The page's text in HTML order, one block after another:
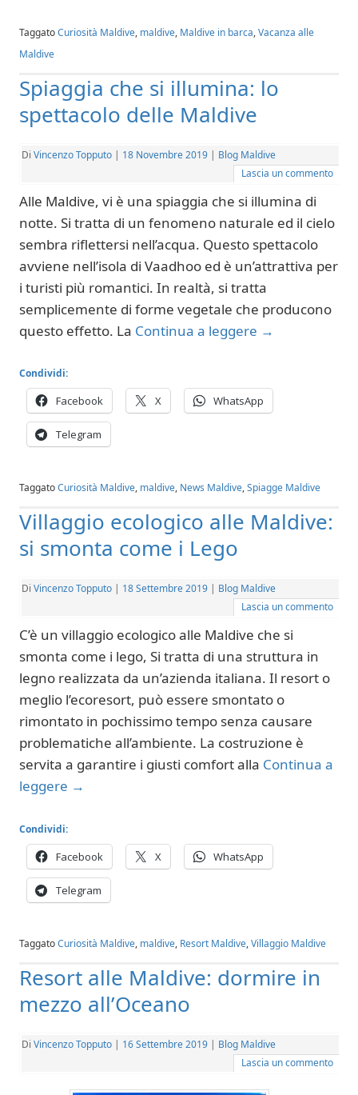
TaggatoCuriosità Maldive, maldive, Maldive in barca,Vacanza alle
Maldive
Spiaggia che si illumina: lo
spettacolo delle Maldive
Di Vincenzo Topputo | 18 Novembre 2019 | Blog Maldive
Lascia un commento
Alle Maldive, vi è una spiaggia che si illumina di
notte. Si tratta di un fenomeno naturale ed il cielo
sembra riflettersi nell’acqua. Questo spettacolo
avviene nell’isola di Vaadhoo ed è un’attrattiva per
i turisti più romantici. In realtà, si tratta
semplicemente di forme vegetale che producono
questo effetto. La Continua a leggere →
Condividi:
Facebook X WhatsApp
Telegram
TaggatoCuriosità Maldive, maldive, News Maldive,Spiagge Maldive
Villaggio ecologico alle Maldive:
si smonta come i Lego
Di Vincenzo Topputo | 18 Settembre 2019 | Blog Maldive
Lascia un commento
C’è un villaggio ecologico alle Maldive che si
smonta come i lego, Si tratta di una struttura in
legno realizzata da un’azienda italiana. Il resort o
meglio l’ecoresort, può essere smontato o
rimontato in pochissimo tempo senza causare
problematiche all’ambiente. La costruzione è
servita a garantire i giusti comfort alla Continua a
leggere →
Condividi:
Facebook X WhatsApp
Telegram
TaggatoCuriosità Maldive, maldive, Resort Maldive,Villaggio Maldive
Resort alle Maldive: dormire in
mezzo all’Oceano
Di Vincenzo Topputo | 16 Settembre 2019 | Blog Maldive
Lascia un commento